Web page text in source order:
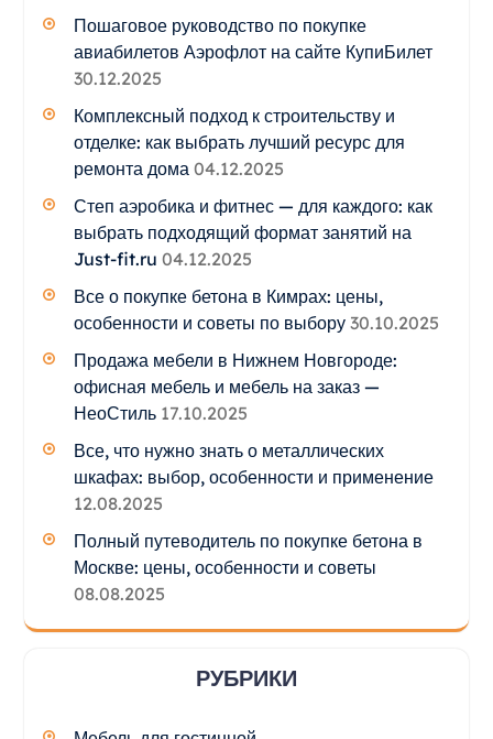
Пошаговое руководство по покупке
авиабилетов Аэрофлот на сайте КупиБилет
30.12.2025
Комплексный подход к строительству и
отделке: как выбрать лучший ресурс для
ремонта дома 04.12.2025
Степ аэробика и фитнес — для каждого: как
выбрать подходящий формат занятий на
Just-fit.ru 04.12.2025
Все о покупке бетона в Кимрах: цены,
особенности и советы по выбору 30.10.2025
Продажа мебели в Нижнем Новгороде:
офисная мебель и мебель на заказ —
НеоСтиль 17.10.2025
Все, что нужно знать о металлических
шкафах: выбор, особенности и применение
12.08.2025
Полный путеводитель по покупке бетона в
Москве: цены, особенности и советы
08.08.2025
РУБРИКИ